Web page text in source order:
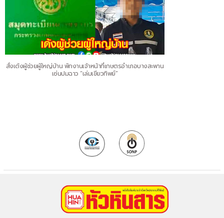
สั่งเด้งผู้ช่วยผู้ใหญ่บ้าน พักงานเจ้าหน้าที่เกษตรอำเภอบางสะพาน
เซ่นปมฉาว “เล่มเขียวทิพย์”